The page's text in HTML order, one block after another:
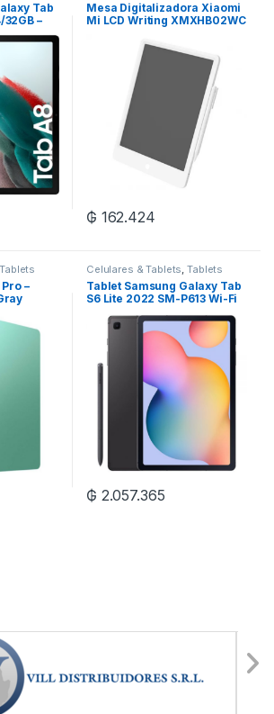
Tab
–
Mesa Digitalizadora Xiaomi
Mi LCD Writing XMXHB02WC
₲ 162.424
Tablets
–
Celulares & Tablets,Tablets
Tablet Samsung Galaxy Tab
S6 Lite 2022 SM-P613 Wi-Fi
₲ 2.057.365